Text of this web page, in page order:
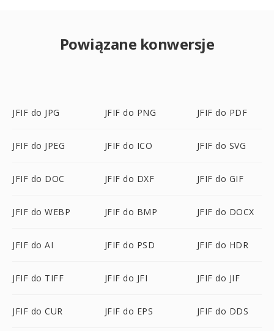
Powiązane konwersje
JFIF do JPG JFIF do PNG JFIF do PDF
JFIF do JPEG JFIF do ICO JFIF do SVG
JFIF do DOC JFIF do DXF JFIF do GIF
JFIF do WEBP JFIF do BMP JFIF do DOCX
JFIF do AI JFIF do PSD JFIF do HDR
JFIF do TIFF JFIF do JFI JFIF do JIF
JFIF do CUR JFIF do EPS JFIF do DDS